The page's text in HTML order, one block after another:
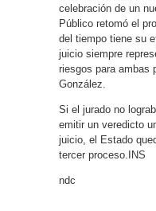
celebración de un
Público retomó el
del tiempo tiene su
juicio siempre
riesgos para ambas
González.
Si el jurado no
emitir un veredicto
juicio, el Estado
tercer proceso.INS
ndc